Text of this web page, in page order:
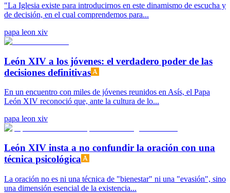
"La Iglesia existe para introducirnos en este dinamismo de escucha y
de decisión, en el cual comprendemos para...
papa leon xiv
León XIV a los jóvenes: el verdadero poder de las
decisiones definitivas
En un encuentro con miles de jóvenes reunidos en Asís, el Papa
León XIV reconoció que, ante la cultura de lo...
papa leon xiv
León XIV insta a no confundir la oración con una
técnica psicológica
La oración no es ni una técnica de "bienestar" ni una "evasión", sino
una dimensión esencial de la existencia...